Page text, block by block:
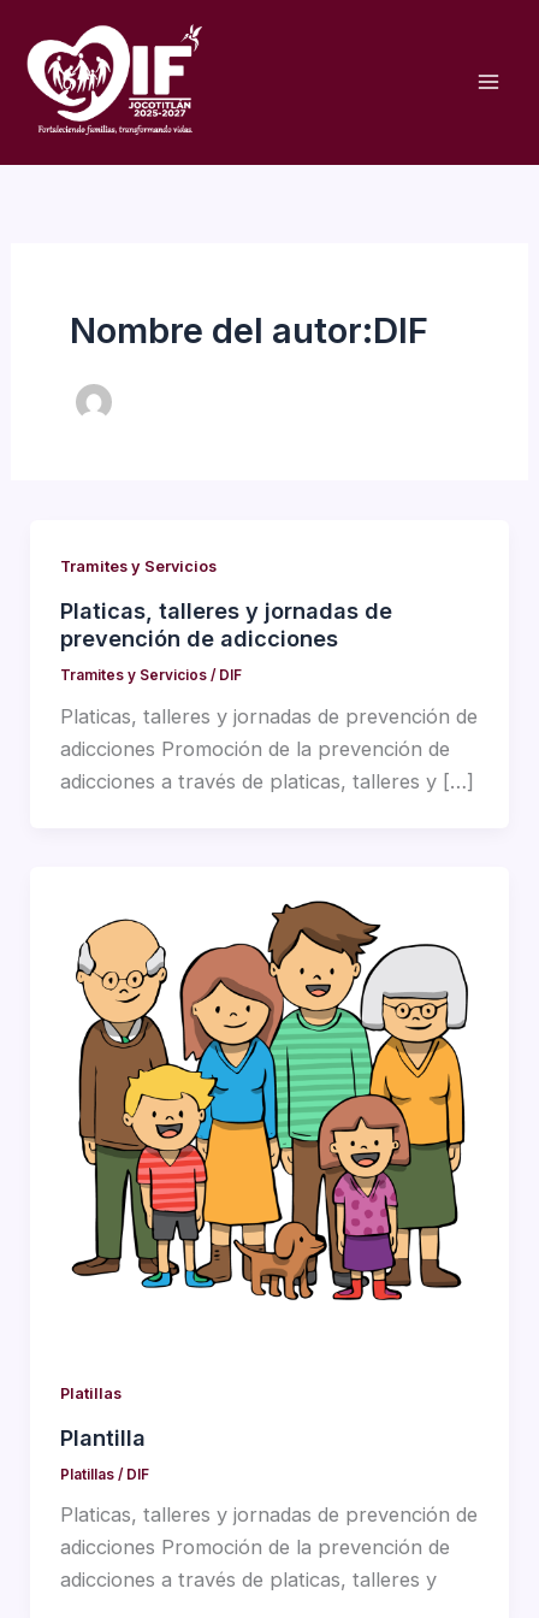
contenido
Nombre del autor:DIF
Tramites y Servicios
Platicas, talleres y jornadas de
prevención de adicciones
Tramites y Servicios/ DIF
Platicas, talleres y jornadas de prevención de
adicciones Promoción de la prevención de
adicciones a través de platicas, talleres y […]
Platillas
Plantilla
Platillas/ DIF
Platicas, talleres y jornadas de prevención de
adicciones Promoción de la prevención de
adicciones a través de platicas, talleres y